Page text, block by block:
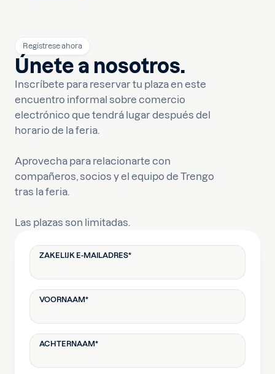
Regístrese ahora
Únete a nosotros.
Inscríbete para reservar tu plaza en este
encuentro informal sobre comercio
electrónico que tendrá lugar después del
horario de la feria.
Aprovecha para relacionarte con
compañeros, socios y el equipo de Trengo
tras la feria.
Las plazas son limitadas.
ZAKELIJK E-MAILADRES*
VOORNAAM*
ACHTERNAAM*